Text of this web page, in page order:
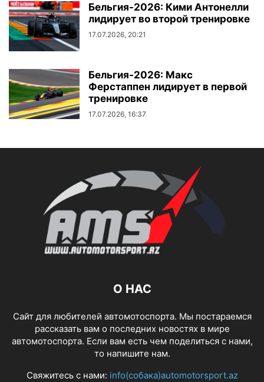
Бельгия-2026: Кими Антонелли
лидирует во второй тренировке
17.07.2026, 20:21
Бельгия-2026: Макс
Ферстаппен лидирует в первой
тренировке
17.07.2026, 16:37
О НАС
Сайт для любителей автомотоспорта. Мы постараемся
рассказать вам о последних новостях в мире
автомотоспорта. Если вам есть чем поделиться с нами,
то напишите нам.
Свяжитесь с нами: info(собака)automotorsport.az